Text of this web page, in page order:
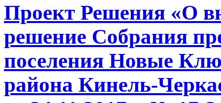
Проект Решения «О
решение Собрания
поселения Новые
района Кинель-